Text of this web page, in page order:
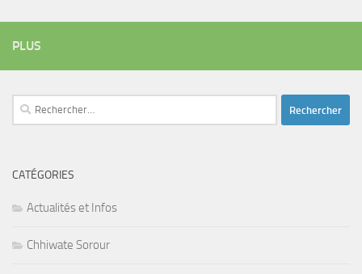
PLUS
Rechercher :
CATÉGORIES
Actualités et Infos
Chhiwate Sorour